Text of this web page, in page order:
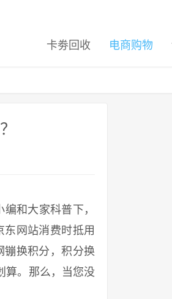
卡劵回收 电商购物
和大家科普下，
网站消费时抵用
镚换积分，积分换
算。那么，当您没